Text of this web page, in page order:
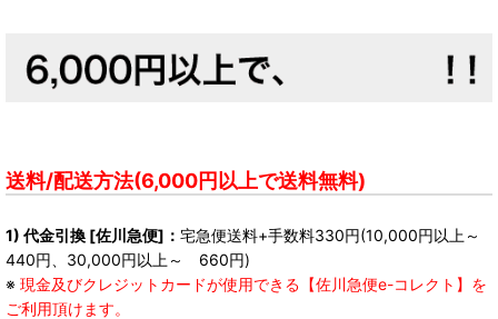
送料/配送方法(6,000円以上で送料無料)
1) 代金引換 [佐川急便]： 宅急便送料+手数料330円(10,000円以上～
440円、30,000円以上～ 660円)
※ 現金及びクレジットカードが使用できる【佐川急便e-コレクト】を
ご利用頂けます。